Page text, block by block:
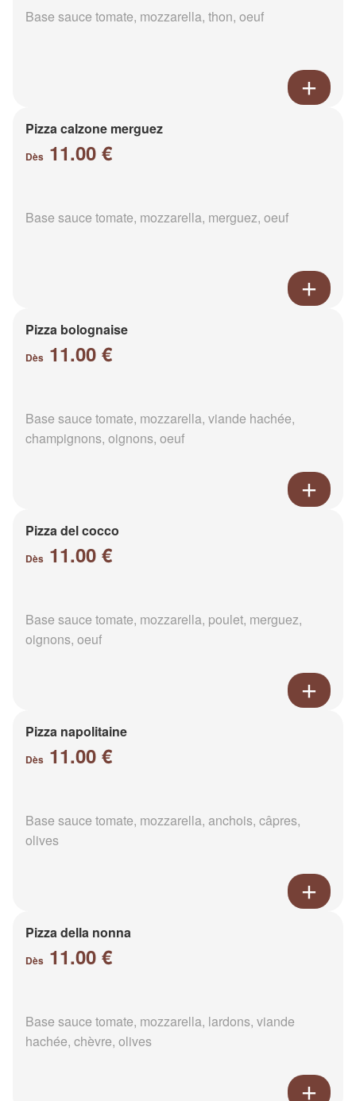
Base sauce tomate, mozzarella, thon, oeuf
Pizza calzone merguez
Dès 11.00 €
Base sauce tomate, mozzarella, merguez, oeuf
Pizza bolognaise
Dès 11.00 €
Base sauce tomate, mozzarella, viande hachée,
champignons, oignons, oeuf
Pizza del cocco
Dès 11.00 €
Base sauce tomate, mozzarella, poulet, merguez,
oignons, oeuf
Pizza napolitaine
Dès 11.00 €
Base sauce tomate, mozzarella, anchois, câpres,
olives
Pizza della nonna
Dès 11.00 €
Base sauce tomate, mozzarella, lardons, viande
hachée, chèvre, olives